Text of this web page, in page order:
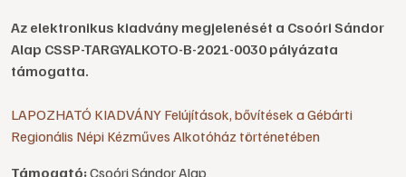
Az elektronikus kiadvány megjelenését a Csoóri Sándor
Alap CSSP-TARGYALKOTO-B-2021-0030 pályázata
támogatta.
LAPOZHATÓ KIADVÁNY Felújítások, bővítések a Gébárti
Regionális Népi Kézműves Alkotóház történetében
Támogató:Csoóri Sándor Alap